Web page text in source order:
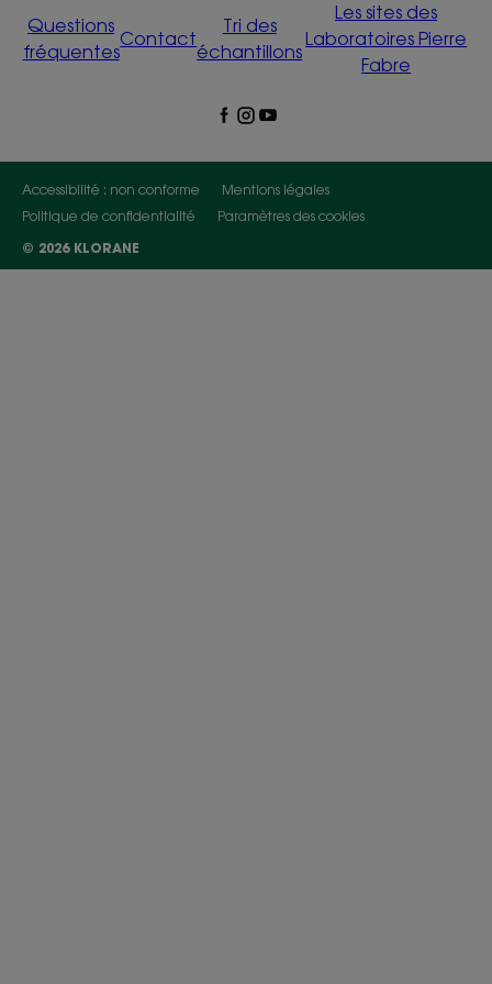
Questions
fréquentes
Contact
Tri des
échantillons
Les sites des
Laboratoires Pierre
Fabre
Accessibilité : non conforme
Mentions légales
Politique de confidentialité
Paramètres des cookies
© 2026 KLORANE